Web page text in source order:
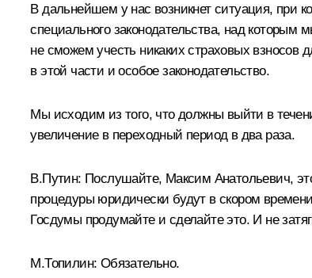
В дальнейшем у нас возникнет ситуация, при
специального законодательства, над которым
не сможем учесть никаких страховых взносов
в этой части и особое законодательство.
Мы исходим из того, что должны выйти в
увеличение в переходный период в два раза.
В.Путин: Послушайте, Максим Анатольевич,
процедуры юридически будут в скором
Госдумы продумайте и сделайте это. И не
М.Топилин: Обязательно.